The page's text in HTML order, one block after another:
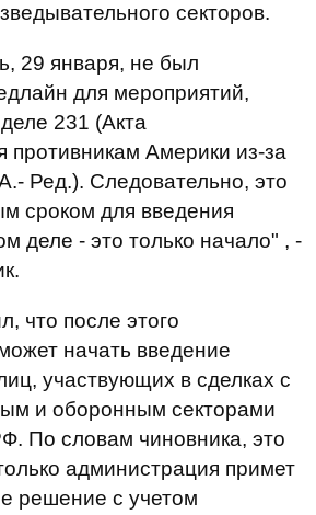
секторов.
29 января, не был
для мероприятий,
231 (Акта
противникам Америки из-за
Ред.). Следовательно, это
сроком для введения
деле - это только начало" , -
что после этого
начать введение
участвующих в сделках с
и оборонным секторами
По словам чиновника, это
администрация примет
решение с учетом